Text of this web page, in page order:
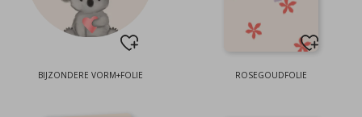
BIJZONDERE VORM+FOLIE ROSEGOUDFOLIE